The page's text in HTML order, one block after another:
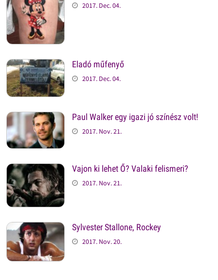
2017. Dec. 04.
Eladó műfenyő
2017. Dec. 04.
Paul Walker egy igazi jó színész volt!
2017. Nov. 21.
Vajon ki lehet Ő? Valaki felismeri?
2017. Nov. 21.
Sylvester Stallone, Rockey
2017. Nov. 20.